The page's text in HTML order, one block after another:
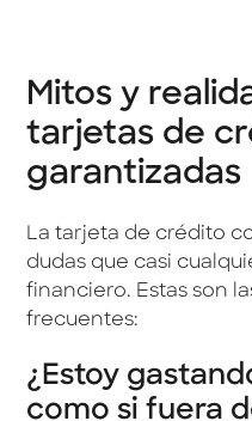
Mitos y
tarjetas de
garantizadas
La tarjeta de crédito
dudas que casi
financiero. Estas son
frecuentes:
¿Estoy
como si fuera